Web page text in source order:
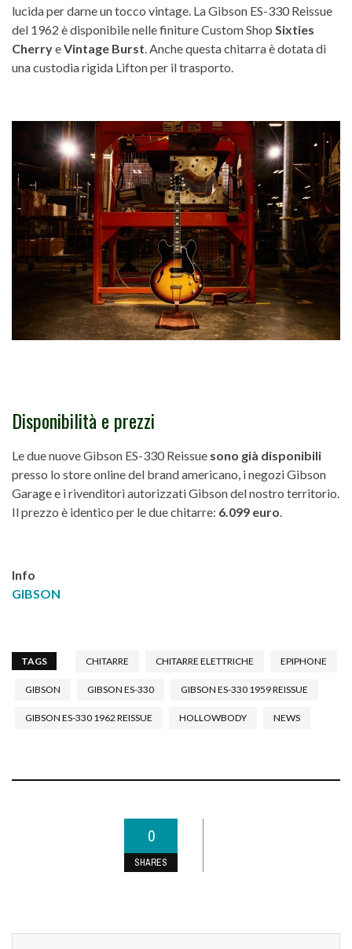
lucida per darne un tocco vintage. La Gibson ES-330 Reissue
del 1962 è disponibile nelle finiture Custom Shop Sixties
CherryeVintage Burst. Anche questa chitarra è dotata di
una custodia rigida Lifton per il trasporto.
Disponibilità e prezzi
Le due nuove Gibson ES-330 Reissue sono già disponibili
presso lo store online del brand americano, i negozi Gibson
Garage e i rivenditori autorizzati Gibson del nostro territorio.
Il prezzo è identico per le due chitarre: 6.099 euro
Info
GIBSON
TAGS CHITARRE CHITARRE ELETTRICHE EPIPHONE
GIBSON GIBSON ES-330 GIBSON ES-330 1959 REISSUE
GIBSON ES-330 1962 REISSUE HOLLOWBODY NEWS
0
SHARES